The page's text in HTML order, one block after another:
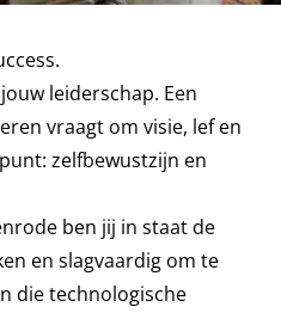
leiderschap. Een
vraagt om visie, lef en
zelfbewustzijn en
ben jij in staat de
en slagvaardig om te
die technologische